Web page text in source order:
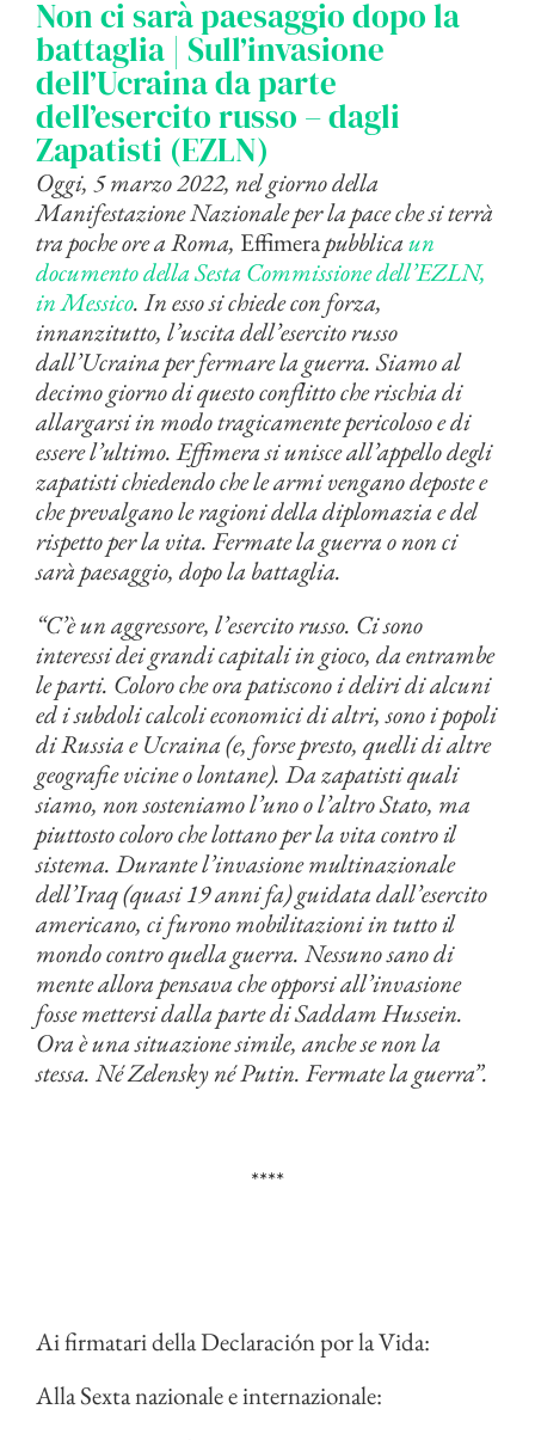
Non ci sarà paesaggio dopo la
battaglia | Sull’invasione
dell’Ucraina da parte
dell’esercito russo – dagli
Zapatisti (EZLN)
Oggi, 5 marzo 2022, nel giorno della
Manifestazione Nazionale per la pace che si terrà
tra poche ore a Roma, Effimerapubblicaun
documento della Sesta Commissione dell’EZLN,
in Messico. In esso si chiede con forza,
innanzitutto, l’uscita dell’esercito russo
dall’Ucraina per fermare la guerra. Siamo al
decimo giorno di questo conflitto che rischia di
allargarsi in modo tragicamente pericoloso e di
essere l’ultimo. Effimera si unisce all’appello degli
zapatisti chiedendo che le armi vengano deposte e
che prevalgano le ragioni della diplomazia e del
rispetto per la vita. Fermate la guerra o non ci
sarà paesaggio, dopo la battaglia.
“C’è un aggressore, l’esercito russo. Ci sono
interessi dei grandi capitali in gioco, da entrambe
le parti. Coloro che ora patiscono i deliri di alcuni
ed i subdoli calcoli economici di altri, sono i popoli
di Russia e Ucraina (e, forse presto, quelli di altre
geografie vicine o lontane). Da zapatisti quali
siamo, non sosteniamo l’uno o l’altro Stato, ma
piuttosto coloro che lottano per la vita contro il
sistema. Durante l’invasione multinazionale
dell’Iraq (quasi 19 anni fa) guidata dall’esercito
americano, ci furono mobilitazioni in tutto il
mondo contro quella guerra. Nessuno sano di
mente allora pensava che opporsi all’invasione
fosse mettersi dalla parte di Saddam Hussein.
Ora è una situazione simile, anche se non la
stessa. Né Zelensky né Putin. Fermate la guerra”.
****
Ai firmatari della Declaración por la Vida:
Alla Sexta nazionale e internazionale: